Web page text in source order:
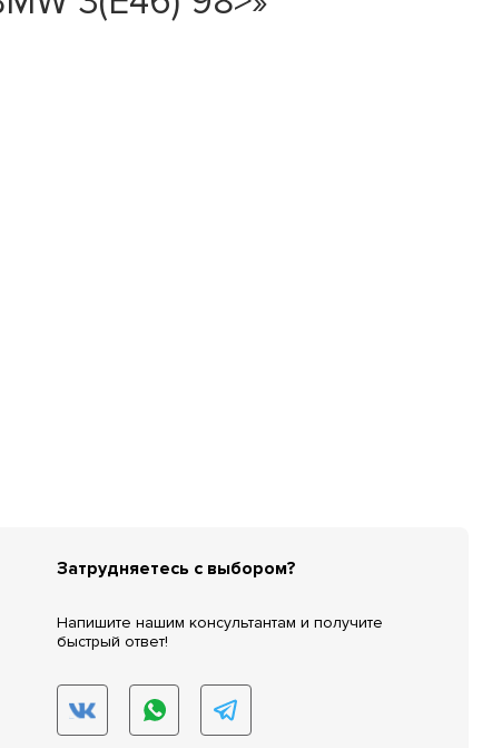
Затрудняетесь с выбором?
Напишите нашим консультантам и получите
быстрый ответ!